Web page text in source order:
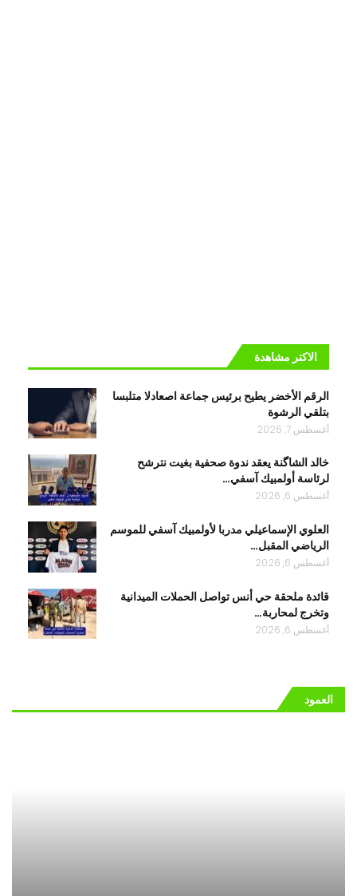
الاكتر مشاهدة
الرقم الأخضر يطيح برئيس جماعة اصعادلا متلبسا
بتلقي الرشوة
أغسطس 7, 2026
خالد الشاگنة يعقد ندوة صحفية بغيت نترشح
لرئاسة أولمبيك آسفي…
أغسطس 6, 2026
العلوي الإسماعيلي مدربا لأولمبيك آسفي للموسم
الرياضي المقبل…
أغسطس 6, 2026
قائدة ملحقة حي أنس تواصل الحملات الميدانية
وتخرج لمحاربة…
أغسطس 6, 2026
العمود